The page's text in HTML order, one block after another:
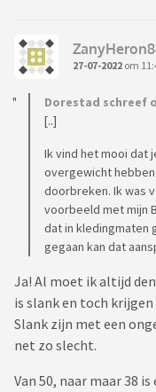
27-07-2022 om
Dorestad schreef
[..]
Ik vind het mooi dat
overgewicht
doorbreken. Ik was
voorbeeld met mijn
dat in kledingmaten
gegaan kan dat
Ja! Al moet ik altijd
is slank en toch
Slank zijn met een
net zo slecht.
Van 50, naar maar 38